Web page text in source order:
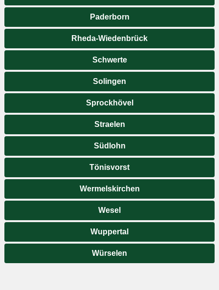
Paderborn
Rheda-Wiedenbrück
Schwerte
Solingen
Sprockhövel
Straelen
Südlohn
Tönisvorst
Wermelskirchen
Wesel
Wuppertal
Würselen